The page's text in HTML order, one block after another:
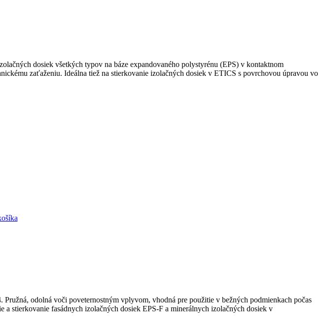
dosiek všetkých typov na báze expandovaného polystyrénu (EPS) v kontaktnom
zaťaženiu. Ideálna tiež na stierkovanie izolačných dosiek v ETICS s povrchovou úpravou vo
odolná voči poveternostným vplyvom, vhodná pre použitie v bežných podmienkach počas
stierkovanie fasádnych izolačných dosiek EPS-F a minerálnych izolačných dosiek v